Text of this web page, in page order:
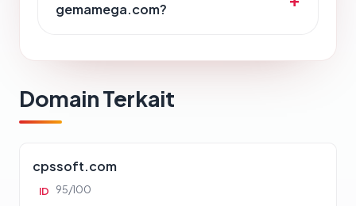
gemamega.com?
Domain Terkait
cpssoft.com
ID 95/100